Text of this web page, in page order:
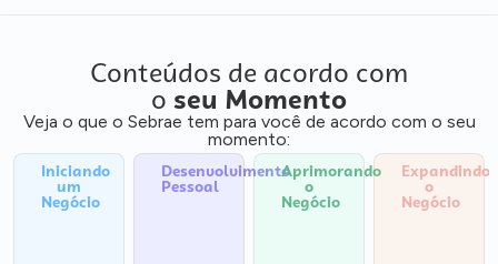
Conteúdos de acordo com
o seu Momento
Veja o que o Sebrae tem para você de acordo com o seu
momento:
Iniciando
um
Negócio
Desenvolvimento
Pessoal
Aprimorando
o
Negócio
Expandindo
o
Negócio